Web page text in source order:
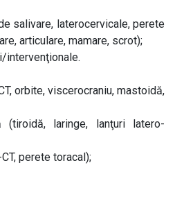
salivare, laterocervicale, perete
articulare, mamare, scrot);
orbite, viscerocraniu, mastoidă,
laringe, lanţuri latero-
perete toracal);